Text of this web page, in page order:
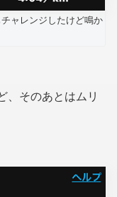
ャレンジしたけど鳴か
、そのあとはムリ